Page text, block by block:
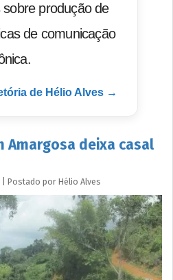
produção de
de comunicação
de Hélio Alves →
Amargosa deixa casal
Postado por Hélio Alves